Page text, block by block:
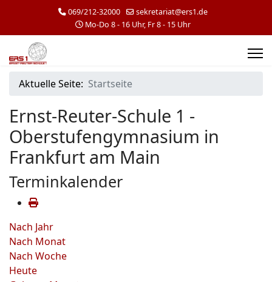
069/212-32000
sekretariat@ers1.de
Mo-Do 8 - 16 Uhr, Fr 8 - 15 Uhr
Aktuelle Seite: Startseite
Ernst-Reuter-Schule 1 -
Oberstufengymnasium in
Frankfurt am Main
Terminkalender
Nach Jahr
Nach Monat
Nach Woche
Heute